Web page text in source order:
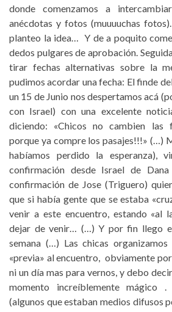
donde comenzamos a
anécdotas y fotos (muuuuchas
planteo la idea… Y de a poquito
dedos pulgares de aprobación.
tirar fechas alternativas sobre la
pudimos acordar una fecha: El finde
un 15 de Junio nos despertamos acá
con Israel) con una excelente
diciendo: «Chicos no cambien las
porque ya compre los pasajes!!!» (…)
habíamos perdido la esperanza),
confirmación desde Israel de
confirmación de Jose (Triguero)
que si había gente que se estaba
venir a este encuentro, estando «al
dejar de venir… (…) Y por fin llego
semana (…) Las chicas
«previa» al encuentro, obviamente
ni un día mas para vernos, y debo
momento increíblemente mágico
(algunos que estaban medios difusos